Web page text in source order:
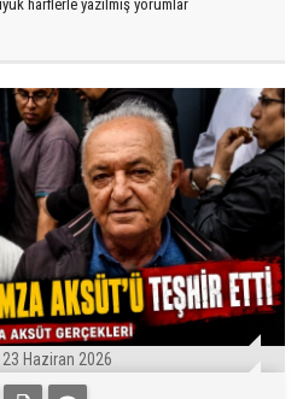
harflerle yazılmış yorumlar
23 Haziran 2026